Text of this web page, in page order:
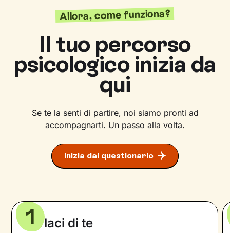
Allora, come funziona?
Il tuo percorso
psicologico inizia da
qui
Se te la senti di partire, noi siamo pronti ad
accompagnarti. Un passo alla volta.
Inizia dal questionario
Parlaci di te
1